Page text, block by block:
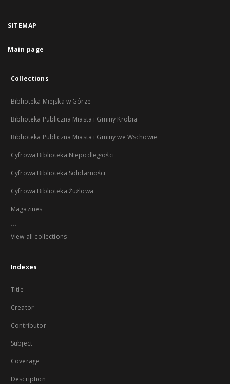
SITEMAP
Main page
Collections
Biblioteka Miejska w Górze
Biblioteka Publiczna Miasta i Gminy Krobia
Biblioteka Publiczna Miasta i Gminy we Wschowie
Cyfrowa Biblioteka Niepodległości
Cyfrowa Biblioteka Solidarności
Cyfrowa Biblioteka Żużlowa
Magazines
...
View all collections
Indexes
Title
Creator
Contributor
Subject
Coverage
Description